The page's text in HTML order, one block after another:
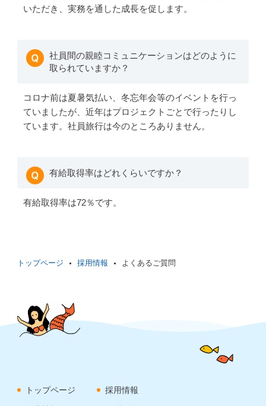
いただき、実務を通した成長を促します。
社員間の親睦コミュニケーションはどのように
取られていますか？
コロナ前は夏暑気払い、冬忘年会等のイベントを行っ
ていましたが、近年はプロジェクトごとで行ったりし
ています。社員旅行は今のところありません。
有給取得率はどれくらいですか？
有給取得率は72％です。
トップページ 採用情報 よくあるご質問
トップページ 採用情報